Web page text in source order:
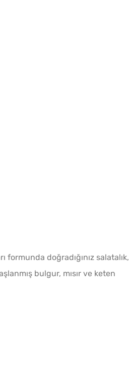
formunda doğradığınız salatalık,
bulgur, mısır ve keten